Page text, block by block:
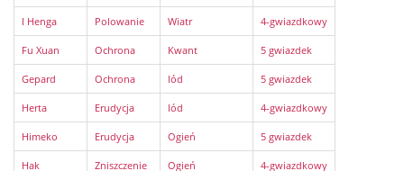
I Henga Polowanie Wiatr 4-gwiazdkowy
Fu Xuan Ochrona Kwant 5 gwiazdek
Gepard Ochrona lód 5 gwiazdek
Herta Erudycja lód 4-gwiazdkowy
Himeko Erudycja Ogień 5 gwiazdek
Hak Zniszczenie Ogień 4-gwiazdkowy